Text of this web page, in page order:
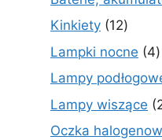
Kinkiety 1212
Lampki nocne 44
Lampy
Lampy wiszące
Oczka